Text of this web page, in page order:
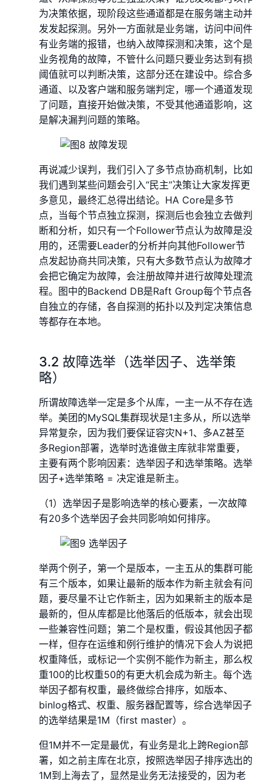
为决策依据，现阶段这些通道都是在服务端主动并
发发起探测。另外一方面就是业务端，访问中间件
有业务端的报错，也纳入故障探测和决策，这个是
业务视角的故障，不管什么问题只要业务达到有损
阈值就可以判断决策，这部分还在建设中。综合多
通道、以及客户端和服务端判定，哪一个通道发现
了问题，直接开始做决策，不受其他通道影响，这
是解决漏判问题的策略。
再说减少误判，我们引入了多节点协商机制，比如
我们遇到某些问题会引入“民主”决策让大家发挥更
多意见，最终汇总得出结论。HA Core是多节
点，当每个节点独立探测，探测后也会独立去做判
断和分析，如只有一个Follower节点认为故障是没
用的，还需要Leader的分析并向其他Follower节
点发起协商共同决策，只有大多数节点认为故障才
会把它确定为故障，会注册故障并进行故障处理流
程。图中的Backend DB是Raft Group每个节点各
自独立的存储，各自探测的拓扑以及判定决策信息
等都存在本地。
3.2 故障选举（选举因子、选举策
略）
所谓故障选举一定是多个从库，一主一从不存在选
举。美团的MySQL集群现状是1主多从，所以选举
异常复杂，因为我们要保证容灾N+1、多AZ甚至
多Region部署，选举时选谁做主库就非常重要，
主要有两个影响因素：选举因子和选举策略。选举
因子+选举策略 = 决定谁是新主。
（1）选举因子是影响选举的核心要素，一次故障
有20多个选举因子会共同影响如何排序。
举两个例子，第一个是版本，一主五从的集群可能
有三个版本，如果让最新的版本作为新主就会有问
题，要尽量不让它作新主，因为如果新主的版本是
最新的，但从库都是比他落后的低版本，就会出现
一些兼容性问题；第二个是权重，假设其他因子都
一样，但存在运维和例行维护的情况下会人为说把
权重降低，或标记一个实例不能作为新主，那么权
重100的比权重50的有更大机会成为新主。每个选
举因子都有权重，最终做综合排序，如版本、
binlog格式、权重、服务器配置等，综合选举因子
的选举结果是1M（first master）。
但1M并不一定是最优，有业务是北上跨Region部
署，如之前主库在北京，按照选举因子排序选出的
1M到上海去了，显然是业务无法接受的，因为老